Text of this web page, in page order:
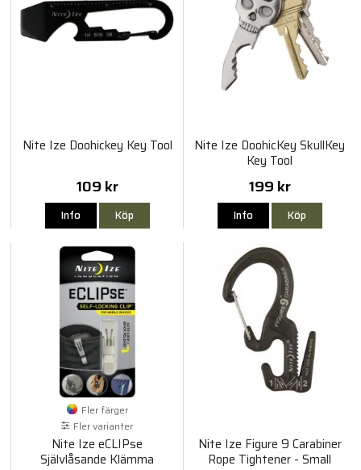
Nite Ize Doohickey Key Tool
109 kr
Info Köp
Nite Ize DoohicKey SkullKey
Key Tool
199 kr
Info Köp
Fler färger
Fler varianter
Nite Ize eCLIPse
Självlåsande Klämma
Nite Ize Figure 9 Carabiner
Rope Tightener - Small